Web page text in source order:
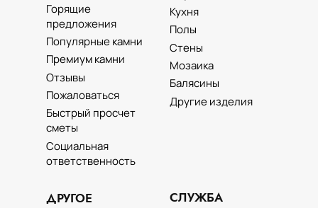
Горящие
предложения
Популярные камни
Премиум камни
Отзывы
Пожаловаться
Быстрый просчет
сметы
Социальная
ответственность
Кухня
Полы
Стены
Мозаика
Балясины
Другие изделия
ДРУГОЕ
СЛУЖБА